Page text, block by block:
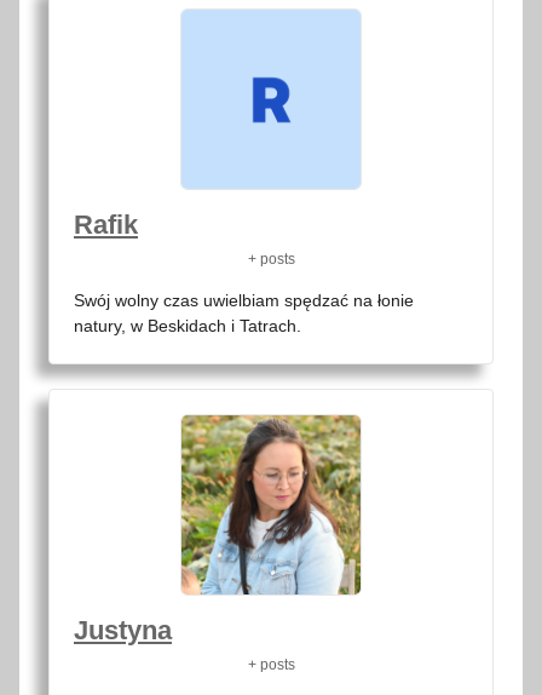
Rafik
+ posts
Swój wolny czas uwielbiam spędzać na łonie
natury, w Beskidach i Tatrach.
Justyna
+ posts